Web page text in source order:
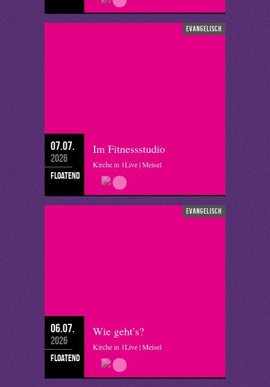
evangelisch
07.07.
2026
floatend
Im Fitnessstudio
Kirche in 1Live | Meisel
evangelisch
06.07.
2026
floatend
Wie geht’s?
Kirche in 1Live | Meisel